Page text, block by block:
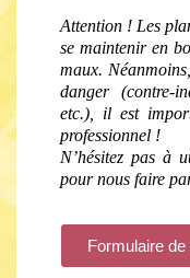
Attention ! Les
se maintenir en
maux.
danger (contre-
etc.), il est
professionnel !
N’hésitez pas à
pour nous faire
Formulaire